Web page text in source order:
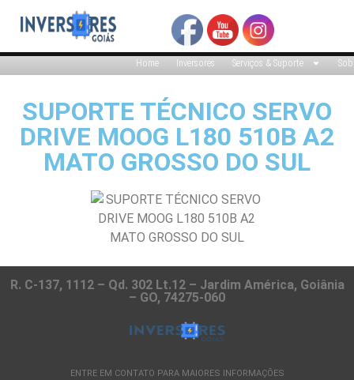
Home Inversores Serviços & Suporte
SUPORTE TÉCNICO SERVO
DRIVE MOOG L180 510B A2
MATO GROSSO DO SUL
R. C-137, 1112 – Qd. 302 Lt.12 – Jardim América, Goiânia
– GO, 74275-060
ENTRE EM CONTATO PARA MAIORES INFORMAÇÕES